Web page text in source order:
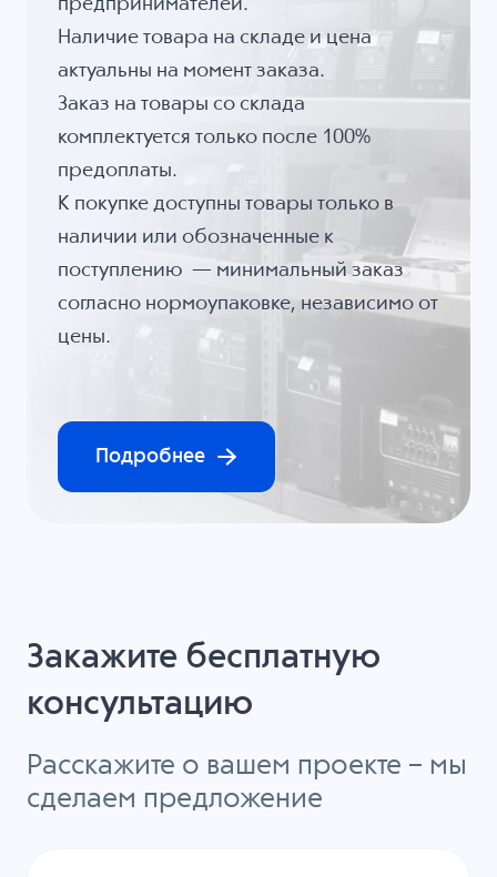
предпринимателей.
Наличие товара на складе и цена
актуальны на момент заказа.
Заказ на товары со склада
комплектуется только после 100%
предоплаты.
К покупке доступны товары только в
наличии или обозначенные к
поступлению — минимальный заказ
согласно нормоупаковке, независимо от
цены.
Подробнее
Закажите бесплатную
консультацию
Расскажите о вашем проекте – мы
сделаем предложение